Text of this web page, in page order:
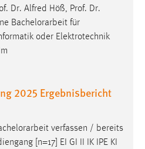
Dr. Alfred Höß, Prof. Dr.
Bachelorarbeit für
oder Elektrotechnik
2025 Ergebnisbericht
verfassen / bereits
[n=17] EI GI II IK IPE KI